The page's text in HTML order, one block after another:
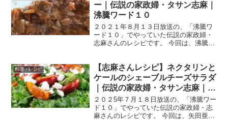
ー｜伝説の家政婦・タサン志麻｜
沸騰ワード１０
２０２１年８月１３日放送の、「沸騰ワ
ード１０」でやっていた伝説の家政婦・
志麻さんのレシピです。 今回は、沸騰メ
方です。 タマネギカレー （出典：沸騰ワ
ード１０） 材料...
料理・レシピ
【志麻さんレシピ】ネクタリンと
ケールのシェーブルチーズサラダ
｜伝説の家政婦・タサン志麻｜沸
騰ワード10
２０２5年７月１８日放送の、「沸騰ワー
ド１０」でやっていた伝説の家政婦・志
麻さんのレシピです。 今回は、矢田亜希